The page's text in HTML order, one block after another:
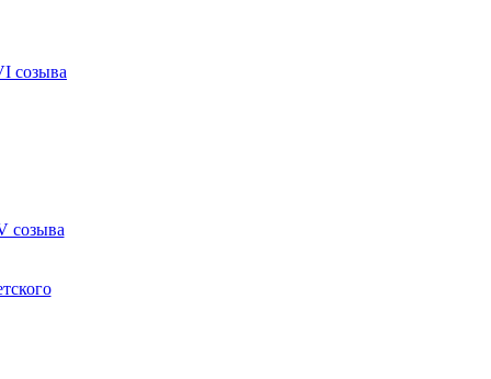
созыва
созыва